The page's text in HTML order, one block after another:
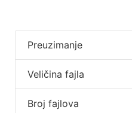
Preuzimanje
Veličina fajla
Broj fajlova